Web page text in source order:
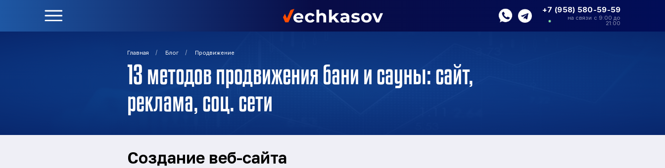
+7 (958) 580-59-59
на связи с 9:00 до
21:00
Главная / Блог / Продвижение
13 методов продвижения бани и сауны: сайт,
реклама, соц. сети
Создание веб-сайта